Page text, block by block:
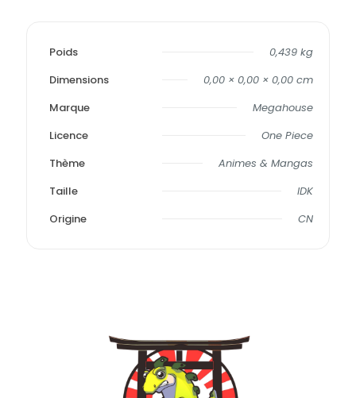
Poids
0,439 kg
Dimensions
0,00 × 0,00 × 0,00 cm
Marque
Megahouse
Licence
One Piece
Thème
Animes & Mangas
Taille
IDK
Origine
CN